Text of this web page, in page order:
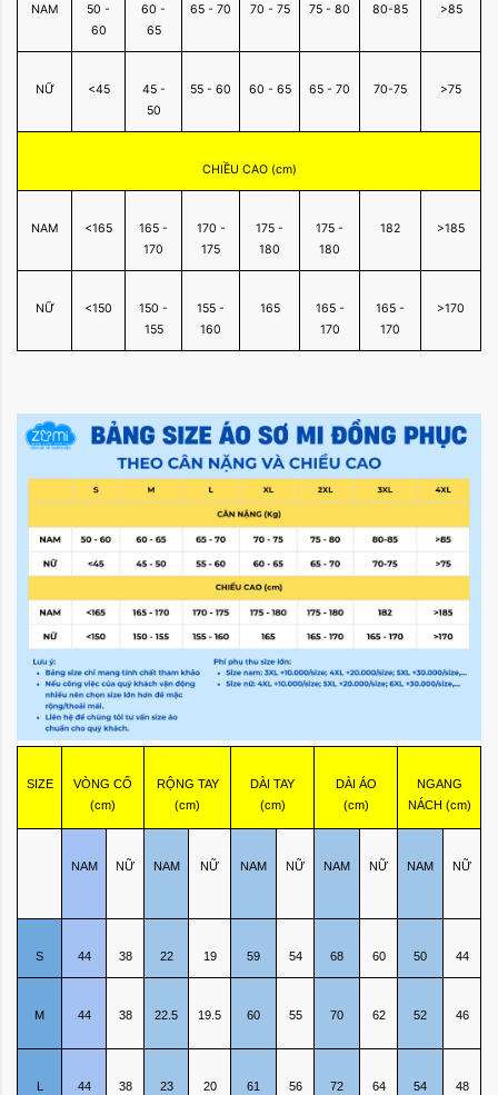
NAM
50 -
60
60 -
65
65 - 70 70 - 75 75 - 80 80-85 >85
NỮ <45
45 -
50
55 - 60 60 - 65 65 - 70 70-75 >75
CHIỀU CAO (cm)
NAM <165
165 -
170
170 -
175
175 -
180
175 -
180
182 >185
NỮ <150
150 -
155
155 -
160
165
165 -
170
165 -
170
>170
SIZE
VÒNG CỔ
(cm)
RỘNG TAY
(cm)
DÀI TAY
(cm)
DÀI ÁO
(cm)
NGANG
NÁCH (cm)
NAM NỮ NAM NỮ NAM NỮ NAM NỮ NAM NỮ
S 44 38 22 19 59 54 68 60 50 44
M 44 38 22.5 19.5 60 55 70 62 52 46
44 38 23 20 61 56 72 64 54 48